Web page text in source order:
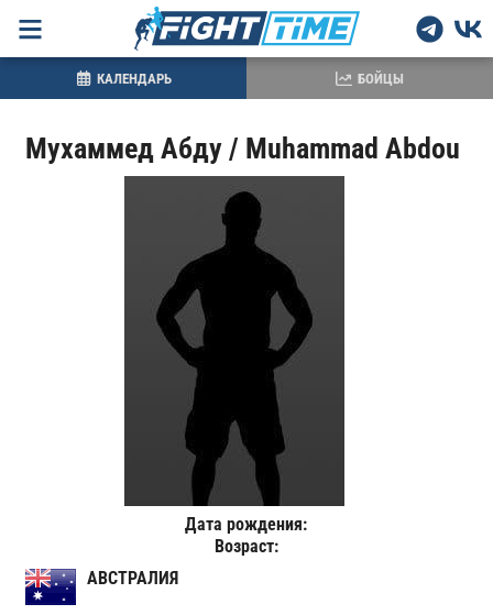
Мухаммед Абду / Muhammad Abdou
Дата рождения:
Возраст:
АВСТРАЛИЯ
КАЛЕНДАРЬ БОЙЦЫ